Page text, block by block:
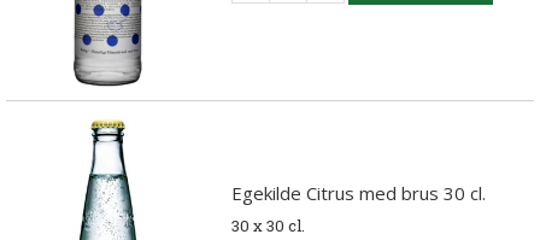
Egekilde Citrus med brus 30 cl.
30 x 30 cl.